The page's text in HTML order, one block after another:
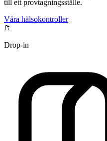
till ett provtagningsställe.
Våra hälsokontroller
Drop-in